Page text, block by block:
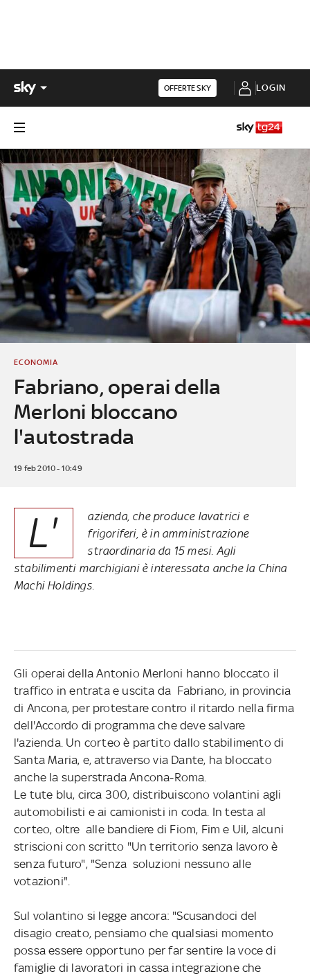
OFFERTE SKY LOGIN
Fabriano, operai della
Merloni bloccano
l'autostrada
ECONOMIA
19 feb 2010 - 10:49
L'
azienda, che produce lavatrici e
frigoriferi, è in amministrazione
straordinaria da 15 mesi. Agli
stabilimenti marchigiani è interessata anche la China
Machi Holdings.
Gli operai della Antonio Merloni hanno bloccato il
traffico in entrata e uscita da Fabriano, in provincia
di Ancona, per protestare contro il ritardo nella firma
dell'Accordo di programma che deve salvare
l'azienda. Un corteo è partito dallo stabilimento di
Santa Maria, e, attraverso via Dante, ha bloccato
anche la superstrada Ancona-Roma.
Le tute blu, circa 300, distribuiscono volantini agli
automobilisti e ai camionisti in coda. In testa al
corteo, oltre alle bandiere di Fiom, Fim e Uil, alcuni
striscioni con scritto "Un territorio senza lavoro è
senza futuro", "Senza soluzioni nessuno alle
votazioni".
Sul volantino si legge ancora: "Scusandoci del
disagio creato, pensiamo che qualsiasi momento
possa essere opportuno per far sentire la voce di
famiglie di lavoratori in cassa integrazione che